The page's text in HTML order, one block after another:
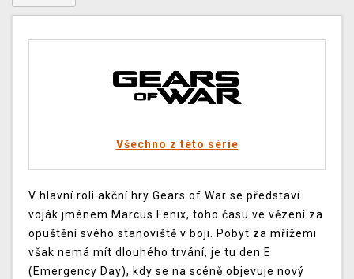
Všechno z této série
V hlavní roli akční hry Gears of War se představí
voják jménem Marcus Fenix, toho času ve vězení za
opuštění svého stanoviště v boji. Pobyt za mřížemi
však nemá mít dlouhého trvání, je tu den E
(Emergency Day), kdy se na scéně objevuje nový